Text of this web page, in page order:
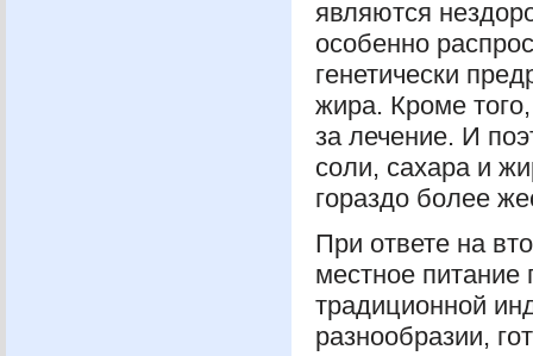
являются
особенно
генетически
жира. Кроме
за лечение. И
соли, сахара и
гораздо более
При ответе на
местное питание
традиционной
разнообразии,